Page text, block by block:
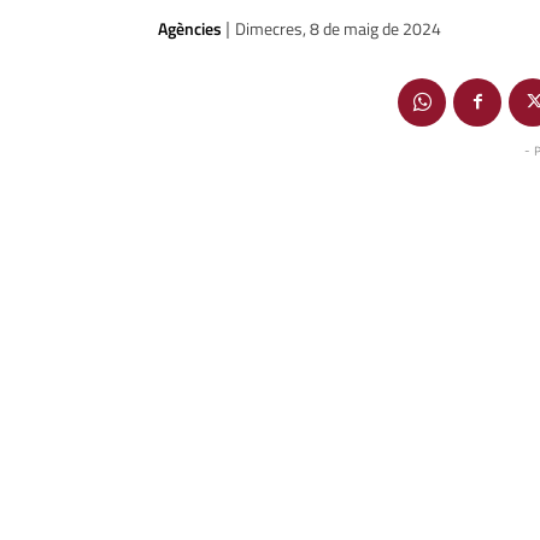
Agències | Dimecres, 8 de maig de 2024
-